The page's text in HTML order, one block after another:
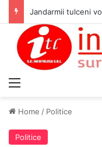
Home / Politice
Politice